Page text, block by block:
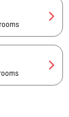
rooms